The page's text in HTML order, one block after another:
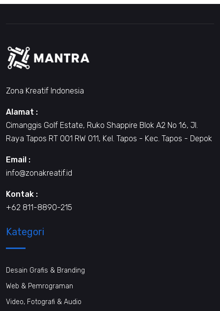
Zona Kreatif Indonesia
Alamat :
Cimanggis Golf Estate, Ruko Shappire Blok A2 No 16, Jl.
Raya Tapos RT 001 RW 011, Kel. Tapos - Kec. Tapos - Depok
Email :
info@zonakreatif.id
Kontak :
+62 811-8890-215
Kategori
Desain Grafis & Branding
Web & Pemrograman
Video, Fotografi & Audio